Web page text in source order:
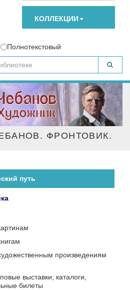
КОЛЛЕКЦИИ
Полнотекстовый
ФРОНТОВИК.
путь
произведениям
выставки, каталоги,
билеты